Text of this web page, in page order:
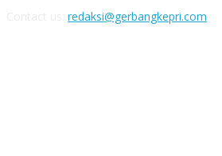
redaksi@gerbangkepri.com